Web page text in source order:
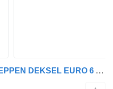
Mercedes-Benz ANTOS KLEPPEN DEKSEL EURO 6 A 470 010 02 30 klepdeksel voor vrachtwagen